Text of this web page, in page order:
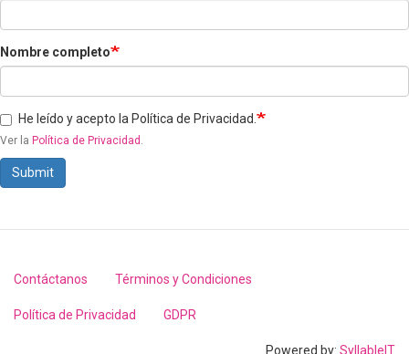
Nombre completo
He leído y acepto la Política de Privacidad.
Ver la Política de Privacidad .
Submit
Footer
menu
Contáctanos Términos y Condiciones
Política de Privacidad GDPR
Powered by: SyllableIT